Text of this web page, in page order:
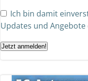
Ich bin damit
Updates und Angebote
Jetzt anmelden!